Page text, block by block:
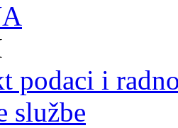
podaci i
službe